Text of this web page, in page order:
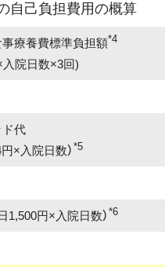
自己負担費用の概算
療養費標準負担額*4
入院日数×3回)
代
×入院日数） *5
1,500円×入院日数） *6